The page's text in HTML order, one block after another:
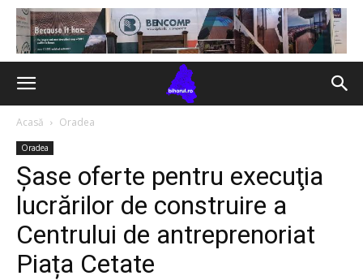
Acasă Oradea
Oradea
Șase oferte pentru execuţia
lucrărilor de construire a
Centrului de antreprenoriat
Piața Cetate